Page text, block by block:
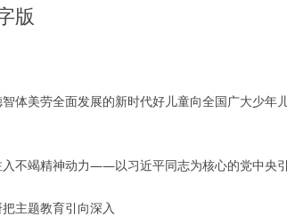
版
体美劳全面发展的新时代好儿童向全国广大少年
不竭精神动力——以习近平同志为核心的党中央
主题教育引向深入